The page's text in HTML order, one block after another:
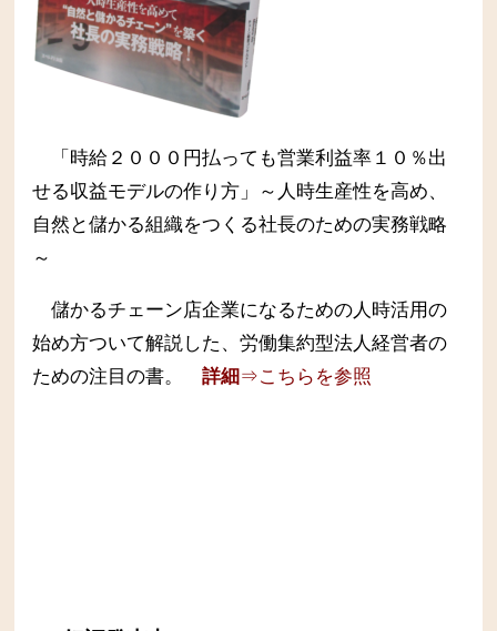
「時給２０００円払っても営業利益率１０％出
せる収益モデルの作り方」～人時生産性を高め、
自然と儲かる組織をつくる社長のための実務戦略
～
儲かるチェーン店企業になるための人時活用の
始め方ついて解説した、労働集約型法人経営者の
ための注目の書。
詳細⇒こちらを参照